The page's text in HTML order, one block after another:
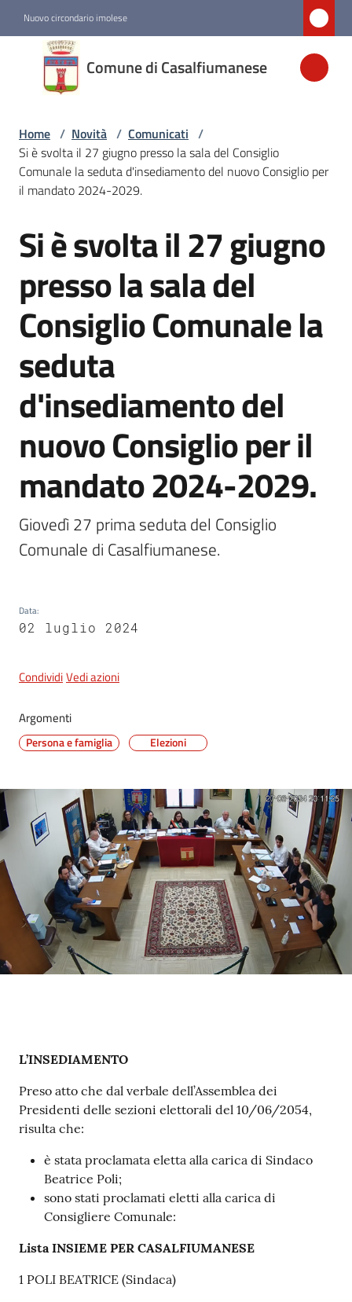
Nuovo circondario imolese
Comune di Casalfiumanese
Comune di
Casalfiumanese
Amministrazione
Novità
Servizi
Vivere
Casalfiumanese
5x1000
Servizi
line
Tutti
gli
Home / Novità / Comunicati /
Si è svolta il 27 giugno presso la sala del Consiglio
Comunale la seduta d'insediamento del nuovo Consiglio per
il mandato 2024-2029.
Salta al contenuto
Si è svolta il 27 giugno
presso la sala del
Consiglio Comunale la
seduta
d'insediamento del
nuovo Consiglio per il
mandato 2024-2029.
Giovedì 27 prima seduta del Consiglio
Comunale di Casalfiumanese.
Data:
02 luglio 2024
CondividiVedi azioni
Argomenti
Persona e famiglia Elezioni
Contenuto
L’INSEDIAMENTO
Preso atto che dal verbale dell’Assemblea dei
Presidenti delle sezioni elettorali del 10/06/2054,
risulta che:
è stata proclamata eletta alla carica di Sindaco
Beatrice Poli;
sono stati proclamati eletti alla carica di
Consigliere Comunale:
Lista INSIEME PER CASALFIUMANESE
1 POLI BEATRICE (Sindaca)